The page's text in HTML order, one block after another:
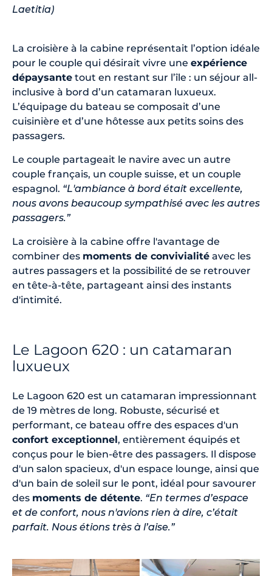
Laetitia)
La croisière à la cabine représentait l’option idéale
pour le couple qui désirait vivre une expérience
dépaysante tout en restant sur l’île : un séjour all-
inclusive à bord d’un catamaran luxueux.
L’équipage du bateau se composait d’une
cuisinière et d’une hôtesse aux petits soins des
passagers.
Le couple partageait le navire avec un autre
couple français, un couple suisse, et un couple
espagnol. “L'ambiance à bord était excellente,
nous avons beaucoup sympathisé avec les autres
passagers.”
La croisière à la cabine offre l'avantage de
combiner des moments de convivialité avec les
autres passagers et la possibilité de se retrouver
en tête-à-tête, partageant ainsi des instants
d'intimité.
Le Lagoon 620 : un catamaran
luxueux
Le Lagoon 620 est un catamaran impressionnant
de 19 mètres de long. Robuste, sécurisé et
performant, ce bateau offre des espaces d'un
confort exceptionnel, entièrement équipés et
conçus pour le bien-être des passagers. Il dispose
d'un salon spacieux, d'un espace lounge, ainsi que
d'un bain de soleil sur le pont, idéal pour savourer
des moments de détente. “En termes d’espace
et de confort, nous n'avions rien à dire, c’était
parfait. Nous étions très à l’aise.”